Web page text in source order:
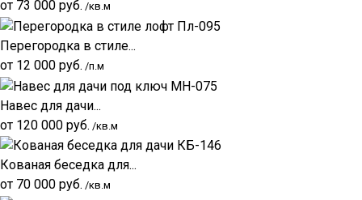
от 73 000 руб. /кв.м
Перегородка в стиле...
от 12 000 руб. /п.м
Навес для дачи...
от 120 000 руб. /кв.м
Кованая беседка для...
от 70 000 руб. /кв.м